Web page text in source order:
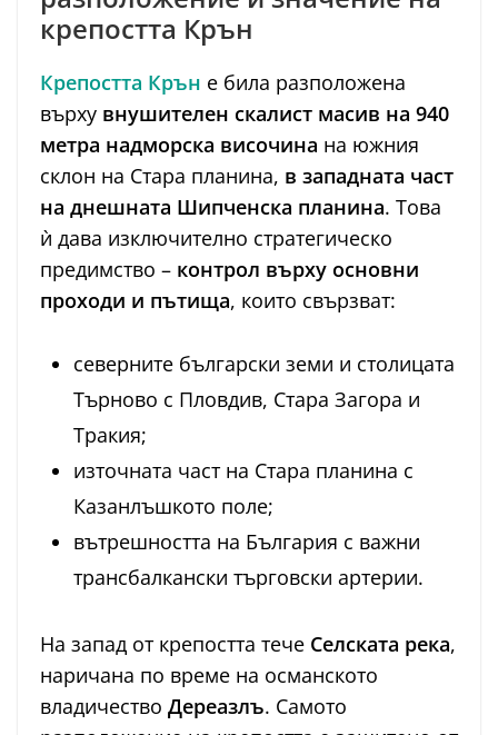
крепостта Крън
Крепостта Крън е била разположена
върху внушителен скалист масив на 940
метра надморска височина на южния
склон на Стара планина, в западната част
на днешната Шипченска планина. Това
ѝ дава изключително стратегическо
предимство – контрол върху основни
проходи и пътища, които свързват:
северните български земи и столицата
Търново с Пловдив, Стара Загора и
Тракия;
източната част на Стара планина с
Казанлъшкото поле;
вътрешността на България с важни
трансбалкански търговски артерии.
На запад от крепостта тече Селската река,
наричана по време на османското
владичество Дереазлъ. Самото